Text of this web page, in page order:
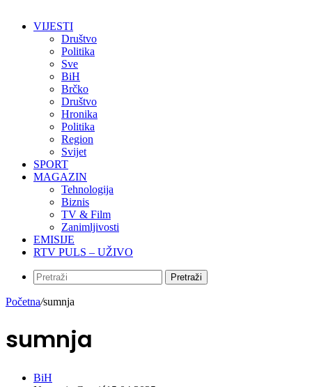
VIJESTI
Društvo
Politika
Sve
BiH
Brčko
Društvo
Hronika
Politika
Region
Svijet
SPORT
MAGAZIN
Tehnologija
Biznis
TV & Film
Zanimljivosti
EMISIJE
RTV PULS – UŽIVO
Pretraži
Početna/sumnja
sumnja
BiH